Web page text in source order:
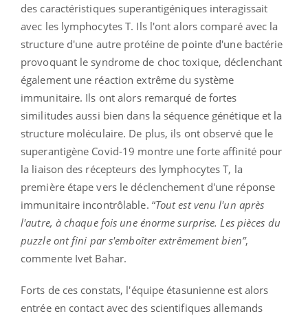
des caractéristiques superantigéniques interagissait
avec les lymphocytes T. Ils l'ont alors comparé avec la
structure d'une autre protéine de pointe d'une bactérie
provoquant le syndrome de choc toxique, déclenchant
également une réaction extrême du système
immunitaire. Ils ont alors remarqué de fortes
similitudes aussi bien dans la séquence génétique et la
structure moléculaire. De plus, ils ont observé que le
superantigène Covid-19 montre une forte affinité pour
la liaison des récepteurs des lymphocytes T, la
première étape vers le déclenchement d'une réponse
immunitaire incontrôlable. “Tout est venu l'un après
l'autre, à chaque fois une énorme surprise. Les pièces du
puzzle ont fini par s'emboîter extrêmement bien”,
commente Ivet Bahar.
Forts de ces constats, l'équipe étasunienne est alors
entrée en contact avec des scientifiques allemands